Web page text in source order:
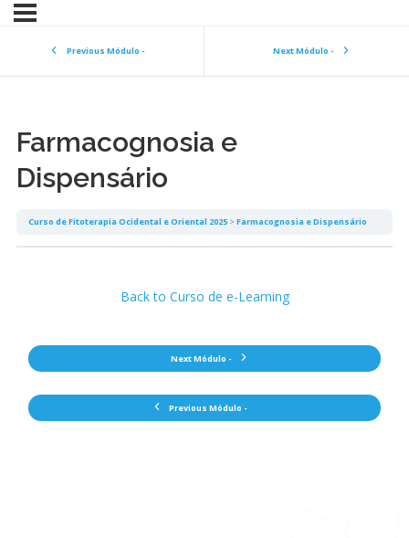
Previous Módulo - Next Módulo -
Farmacognosia e
Dispensário
Curso de Fitoterapia Ocidental e Oriental 2025 Farmacognosia e Dispensário
Previous Módulo -
Back to Curso de e-Learning
Next Módulo -